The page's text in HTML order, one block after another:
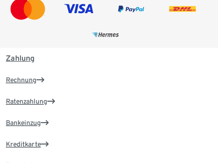
Zahlung
Rechnung
Ratenzahlung
Bankeinzug
Kreditkarte